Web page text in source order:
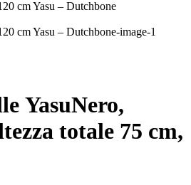
YasuNero,
totale 75 cm,